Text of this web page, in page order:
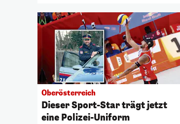
Oberösterreich
Dieser Sport-Star trägt jetzt
eine Polizei-Uniform